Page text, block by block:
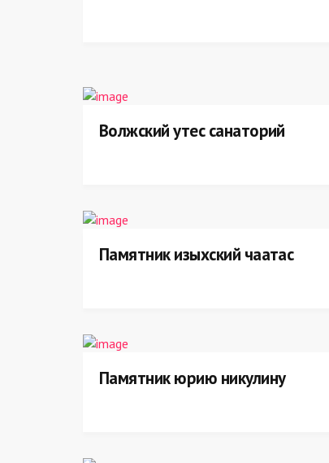
Волжский утес санаторий
Памятник изыхский чаатас
Памятник юрию никулину